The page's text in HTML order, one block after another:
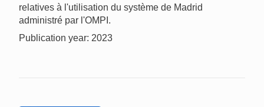
relatives à l'utilisation du système de Madrid
administré par l'OMPI.
Publication year: 2023